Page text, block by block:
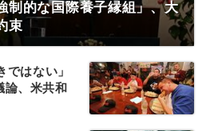
制的な国際養子縁組」、大
束
はない」
論、米共和